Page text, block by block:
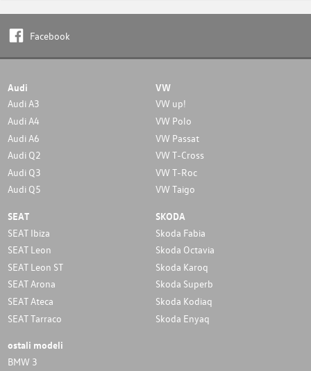
Facebook
Audi
Audi A3
Audi A4
Audi A6
Audi Q2
Audi Q3
Audi Q5
VW
VW up!
VW Polo
VW Passat
VW T-Cross
VW T-Roc
VW Taigo
SEAT
SEAT Ibiza
SEAT Leon
SEAT Leon ST
SEAT Arona
SEAT Ateca
SEAT Tarraco
SKODA
Skoda Fabia
Skoda Octavia
Skoda Karoq
Skoda Superb
Skoda Kodiaq
Skoda Enyaq
ostali modeli
BMW 3